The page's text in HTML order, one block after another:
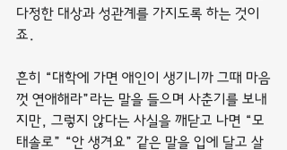
다정한 대상과 성관계를 가지도록 하는 것이
죠.
흔히 “대학에 가면 애인이 생기니까 그때 마음
껏 연애해라”라는 말을 들으며 사춘기를 보내
지만, 그렇지 않다는 사실을 깨닫고 나면 “모
태솔로” “안 생겨요” 같은 말을 입에 달고 살